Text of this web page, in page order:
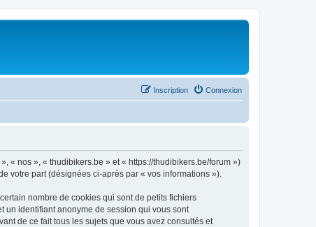
Connexion
Inscription
« nos », « thudibikers.be » et « https://thudibikers.be/forum »)
votre part (désignées ci-après par « vos informations »).
nombre de cookies qui sont de petits fichiers
un identifiant anonyme de session qui vous sont
de ce fait tous les sujets que vous avez consultés et